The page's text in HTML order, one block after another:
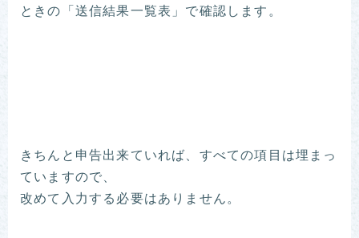
ときの「送信結果一覧表」で確認します。
きちんと申告出来ていれば、すべての項目は埋まっ
ていますので、
改めて入力する必要はありません。